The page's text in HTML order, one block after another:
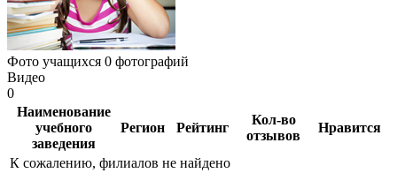
Фото учащихся 0 фотографий
Видео
0
Наименование
учебного
заведения
Регион Рейтинг
Кол-во
отзывов
Нравится
К сожалению, филиалов не найдено